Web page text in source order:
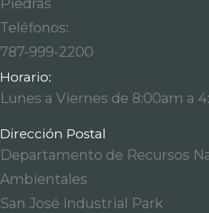
Piedras
Teléfonos:
787-999-2200
Horario:
Lunes a Viernes de 8:00am a
Dirección Postal
Departamento de Recursos
Ambientales
San José Industrial Park